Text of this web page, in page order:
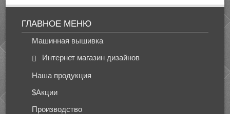
ГЛАВНОЕ МЕНЮ
Машинная вышивка
Интернет магазин дизайнов
Наша продукция
$Акции
Производство